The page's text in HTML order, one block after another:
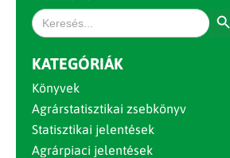
Search
for:
KATEGÓRIÁK
Könyvek
Agrárstatisztikai zsebkönyv
Statisztikai jelentések
Agrárpiaci jelentések